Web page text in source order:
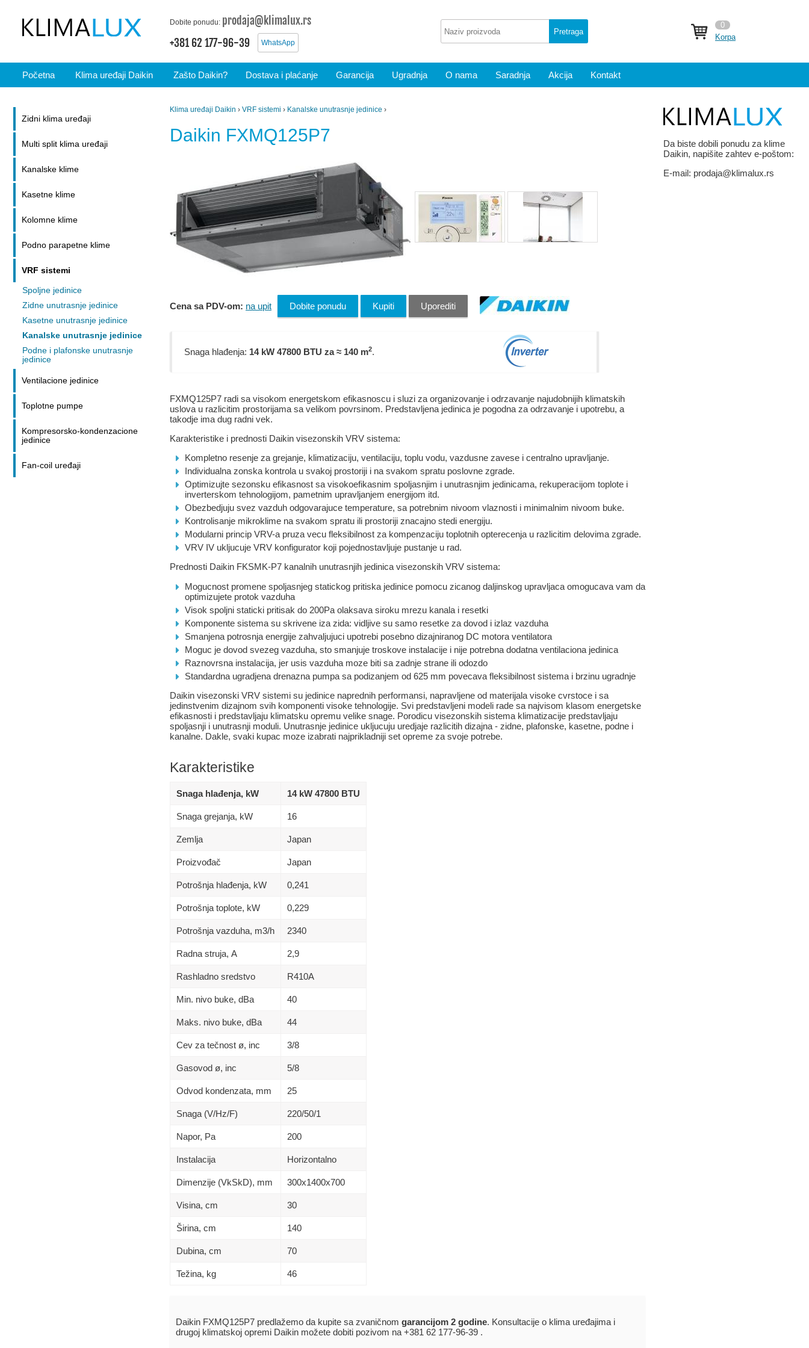
Dobite ponudu: prodaja@klimalux.rs
+381 62 177-96-39
WhatsApp
Pretraga
0
Korpa
Početna Klima uređaji Daikin Zašto Daikin? Dostava i plaćanje Garancija Ugradnja O nama Saradnja Akcija Kontakt
Klima uređaji Daikin › VRF sistemi › Kanalske unutrasnje jedinice ›
Daikin FXMQ125P7
Cena sa PDV-om: na upit Dobite ponudu Kupiti Uporediti
Snaga hlađenja: 14 kW 47800 BTU za ≈ 140 m2.
FXMQ125P7 radi sa visokom energetskom efikasnoscu i sluzi za organizovanje i odrzavanje najudobnijih klimatskih
uslova u razlicitim prostorijama sa velikom povrsinom. Predstavljena jedinica je pogodna za odrzavanje i upotrebu, a
takodje ima dug radni vek.
Karakteristike i prednosti Daikin visezonskih VRV sistema:
Kompletno resenje za grejanje, klimatizaciju, ventilaciju, toplu vodu, vazdusne zavese i centralno upravljanje.
Individualna zonska kontrola u svakoj prostoriji i na svakom spratu poslovne zgrade.
Optimizujte sezonsku efikasnost sa visokoefikasnim spoljasnjim i unutrasnjim jedinicama, rekuperacijom toplote i
inverterskom tehnologijom, pametnim upravljanjem energijom itd.
Obezbedjuju svez vazduh odgovarajuce temperature, sa potrebnim nivoom vlaznosti i minimalnim nivoom buke.
Kontrolisanje mikroklime na svakom spratu ili prostoriji znacajno stedi energiju.
Modularni princip VRV-a pruza vecu fleksibilnost za kompenzaciju toplotnih opterecenja u razlicitim delovima zgrade.
VRV IV ukljucuje VRV konfigurator koji pojednostavljuje pustanje u rad.
Prednosti Daikin FKSMK-P7 kanalnih unutrasnjih jedinica visezonskih VRV sistema:
Mogucnost promene spoljasnjeg statickog pritiska jedinice pomocu zicanog daljinskog upravljaca omogucava vam da
optimizujete protok vazduha
Visok spoljni staticki pritisak do 200Pa olaksava siroku mrezu kanala i resetki
Komponente sistema su skrivene iza zida: vidljive su samo resetke za dovod i izlaz vazduha
Smanjena potrosnja energije zahvaljujuci upotrebi posebno dizajniranog DC motora ventilatora
Moguc je dovod svezeg vazduha, sto smanjuje troskove instalacije i nije potrebna dodatna ventilaciona jedinica
Raznovrsna instalacija, jer usis vazduha moze biti sa zadnje strane ili odozdo
Standardna ugradjena drenazna pumpa sa podizanjem od 625 mm povecava fleksibilnost sistema i brzinu ugradnje
Daikin visezonski VRV sistemi su jedinice naprednih performansi, napravljene od materijala visoke cvrstoce i sa
jedinstvenim dizajnom svih komponenti visoke tehnologije. Svi predstavljeni modeli rade sa najvisom klasom energetske
efikasnosti i predstavljaju klimatsku opremu velike snage. Porodicu visezonskih sistema klimatizacije predstavljaju
spoljasnji i unutrasnji moduli. Unutrasnje jedinice ukljucuju uredjaje razlicitih dizajna - zidne, plafonske, kasetne, podne i
kanalne. Dakle, svaki kupac moze izabrati najprikladniji set opreme za svoje potrebe.
Karakteristike
Snaga hlađenja, kW 14 kW 47800 BTU
Snaga grejanja, kW 16
Zemlja Japan
Proizvođač Japan
Potrošnja hlađenja, kW 0,241
Potrošnja toplote, kW 0,229
Potrošnja vazduha, m3/h 2340
Radna struja, А 2,9
Rashladno sredstvo R410A
Min. nivo buke, dBa 40
Maks. nivo buke, dBa 44
Cev za tečnost ø, inc 3/8
Gasovod ø, inc 5/8
Odvod kondenzata, mm 25
Snaga (V/Hz/F) 220/50/1
Napor, Pa 200
Instalacija Horizontalno
Dimenzije (VkSkD), mm 300x1400x700
Visina, сm 30
Širina, сm 140
Dubina, сm 70
Težina, kg 46
Daikin FXMQ125P7 predlažemo da kupite sa zvaničnom garancijom 2 godine. Konsultacije o klima uređajima i
drugoj klimatskoj opremi Daikin možete dobiti pozivom na +381 62 177-96-39 .
Zidni klima uređaji
Multi split klima uređaji
Kanalske klime
Kasetne klime
Kolomne klime
Podno parapetne klime
VRF sistemi
Spoljne jedinice
Zidne unutrasnje jedinice
Kasetne unutrasnje jedinice
Kanalske unutrasnje jedinice
Podne i plafonske unutrasnje
jedinice
Ventilacione jedinice
Toplotne pumpe
Kompresorsko-kondenzacione
jedinice
Fan-coil uređaji
Da biste dobili ponudu za klime
Daikin, napišite zahtev e-poštom:
E-mail: prodaja@klimalux.rs